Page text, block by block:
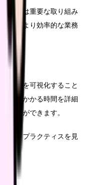
ことは重要な取り組み
ら、より効率的な業務
ローを可視化すること
務にかかる時間を詳細
ことができます。
ストプラクティスを見